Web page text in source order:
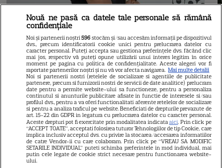
21
SERIALE AMERICANE
Sandra Oh dezvăluie de ce a
plecat din „Anatomia lui Grey”.
Discuția cu Shonda Rhimes
care a schimbat totul pentru
Cristina Yang
Nouă ne pasă ca datele tale personale să rămână
confidențiale
Noi și partenerii noștri596 stocăm și/sau accesăm informații pe dispozitivul
dvs., precum identificatorii cookie unici pentru prelucrarea datelor cu
caracter personal. Puteți accepta sau gestiona preferințele dvs. făcând clic
mai jos, respectiv vă puteți opune utilizării unui interes legitim în orice
moment pe pagina cu politica de confidențialitate. Aceste alegeri vor fi
raportate partenerilor noștri și nu vă vor afecta navigarea. Mai multe detalii
Noi si partenerii nostri (retelele de socializare si agentiile de publicitate
partenere, precum si furnizorii nostri de servicii de date analitice) prelucram
date pentru a permite website-ului sa functioneze, pentru a personaliza
continutul si anunturile publicitare afisate in functie de interesele si/sau
profilul dvs., pentru a va oferi functionalitati aferente retelelor de socializare
si pentru a analiza traficul pe website. Beneficiati de drepturile prevazute de
art. 15-22 din GDPR in legatura cu prelucrarea datelor cu caracter personal.
Aceste drepturi pot fi exercitate prin modalitatea indicataaici. Prin click pe
“ACCEPT TOATE”, acceptati folosirea tuturor Tehnologiilor de tip Cookie, care
implica inclusiv acceptul dvs. cu privire la stocarea/accesarea informatiilor
de catre Vendor-ii cu care colaboram. Prin click pe “VREAU SA MODIFIC
SETARILE INDIVIDUAL” puteti schimba preferintele in mod individual, mai
putin cele legate de cookie strict necesare pentru functionarea website-
ului.